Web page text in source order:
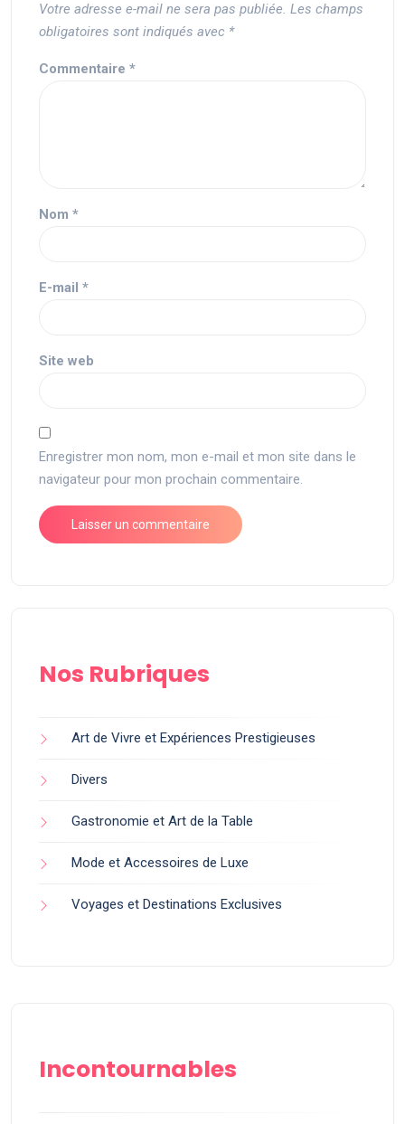
Votre adresse e-mail ne sera pas publiée. Les champs
obligatoires sont indiqués avec *
Commentaire *
Nom *
E-mail *
Site web
Enregistrer mon nom, mon e-mail et mon site dans le
navigateur pour mon prochain commentaire.
Nos Rubriques
Art de Vivre et Expériences Prestigieuses
Divers
Gastronomie et Art de la Table
Mode et Accessoires de Luxe
Voyages et Destinations Exclusives
Incontournables